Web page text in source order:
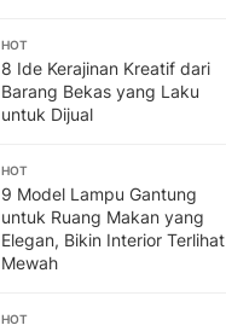
HOT
8 Ide Kerajinan Kreatif dari
Barang Bekas yang Laku
untuk Dijual
HOT
9 Model Lampu Gantung
untuk Ruang Makan yang
Elegan, Bikin Interior Terlihat
Mewah
HOT